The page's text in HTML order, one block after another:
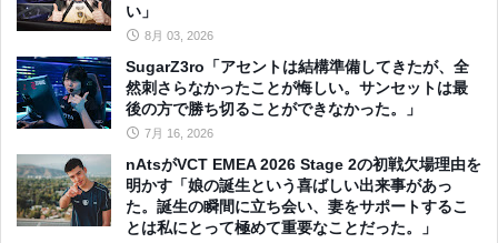
い」
8月 03, 2026
SugarZ3ro「アセントは結構準備してきたが、全
然刺さらなかったことが悔しい。サンセットは最
後の方で勝ち切ることができなかった。」
7月 16, 2026
nAtsがVCT EMEA 2026 Stage 2の初戦欠場理由を
明かす「娘の誕生という喜ばしい出来事があっ
た。誕生の瞬間に立ち会い、妻をサポートするこ
とは私にとって極めて重要なことだった。」